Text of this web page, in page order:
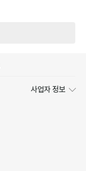
사업자 정보